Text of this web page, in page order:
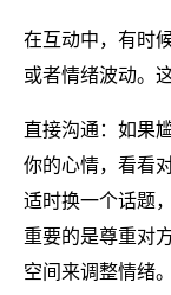
在互动中，有时
或者情绪波动。
直接沟通：如果
你的心情，看看
适时换一个话题
重要的是尊重对
空间来调整情绪。